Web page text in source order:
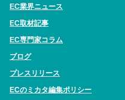
EC業界ニュース
EC取材記事
EC専門家コラム
ブログ
プレスリリース
ECのミカタ編集ポリシー